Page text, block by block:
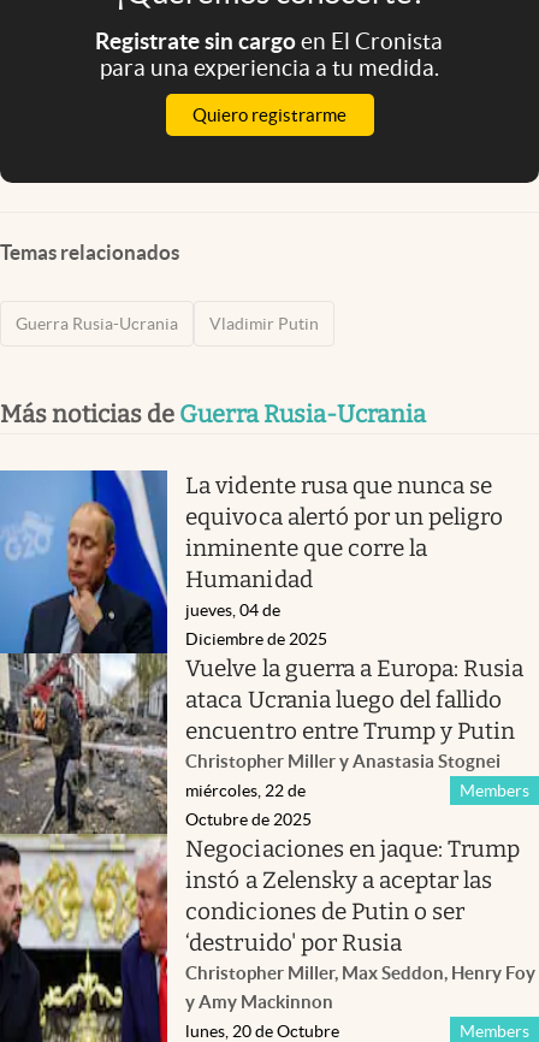
Registrate sin cargoen El Cronista
para una experiencia a tu medida.
Quiero registrarme
Temas relacionados
Guerra Rusia-Ucrania Vladimir Putin
Más noticias de Guerra Rusia-Ucrania
La vidente rusa que nunca se
equivoca alertó por un peligro
inminente que corre la
Humanidad
jueves, 04 de
Diciembre de 2025
Vuelve la guerra a Europa: Rusia
ataca Ucrania luego del fallido
encuentro entre Trump y Putin
Christopher Miller y Anastasia Stognei
Members
miércoles, 22 de
Octubre de 2025
Negociaciones en jaque: Trump
instó a Zelensky a aceptar las
condiciones de Putin o ser
‘destruido' por Rusia
Christopher Miller, Max Seddon, Henry Foy
y Amy Mackinnon
Members
lunes, 20 de Octubre